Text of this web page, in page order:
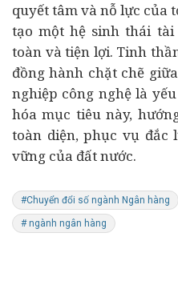
quyết tâm và nỗ lực của
tạo một hệ sinh thái
toàn và tiện lợi. Tinh
đồng hành chặt chẽ
nghiệp công nghệ là
hóa mục tiêu này,
toàn diện, phục vụ đắc
vững của đất nước.
#Chuyển đổi số ngành Ngân hàng
# ngành ngân hàng